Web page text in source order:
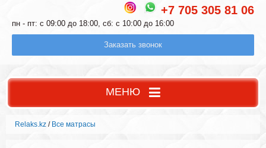
+7 705 305 81 06
пн - пт: с 09:00 до 18:00, сб: с 10:00 до 16:00
Заказать звонок
МЕНЮ
Relaks.kz / Все матрасы